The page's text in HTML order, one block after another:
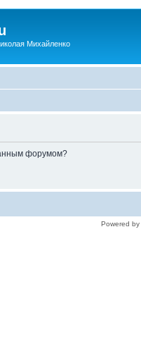
Михайленко
форумом?
Powered by